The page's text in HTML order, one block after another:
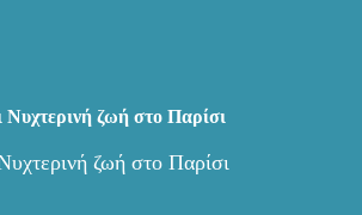
ζωή στο Παρίσι